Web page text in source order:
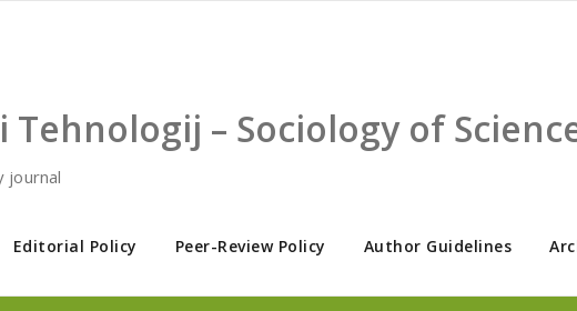
Tehnologij – Sociology of
journal
Editorial Policy Peer-Review Policy Author Guidelines